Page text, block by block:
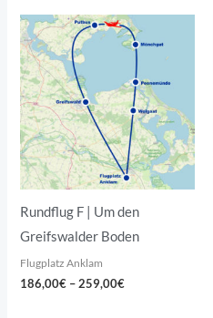
Rundflug F | Um den
Greifswalder Boden
Flugplatz Anklam
186,00€ –259,00€
Preisspanne:
186,00€
bis
259,00€